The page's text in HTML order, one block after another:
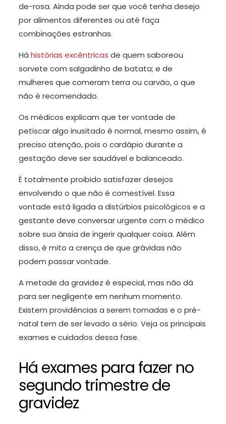
de-rosa. Ainda pode ser que você tenha desejo
por alimentos diferentes ou até faça
combinações estranhas.
Há histórias excêntricas de quem saboreou
sorvete com salgadinho de batata; e de
mulheres que comeram terra ou carvão, o que
não é recomendado.
Os médicos explicam que ter vontade de
petiscar algo inusitado é normal, mesmo assim, é
preciso atenção, pois o cardápio durante a
gestação deve ser saudável e balanceado.
É totalmente proibido satisfazer desejos
envolvendo o que não é comestível. Essa
vontade está ligada a distúrbios psicológicos e a
gestante deve conversar urgente com o médico
sobre sua ânsia de ingerir qualquer coisa. Além
disso, é mito a crença de que grávidas não
podem passar vontade.
A metade da gravidez é especial, mas não dá
para ser negligente em nenhum momento.
Existem providências a serem tomadas e o pré-
natal tem de ser levado a sério. Veja os principais
exames e cuidados dessa fase.
Há exames para fazer no
segundo trimestre de
gravidez